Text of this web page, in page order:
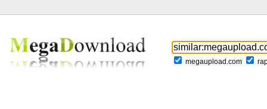
megaupload.com